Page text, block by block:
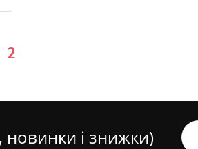
2
новинки і знижки)